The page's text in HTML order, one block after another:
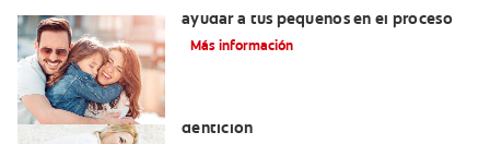
ayudar a tus pequeños en el proceso
Más información
dentición